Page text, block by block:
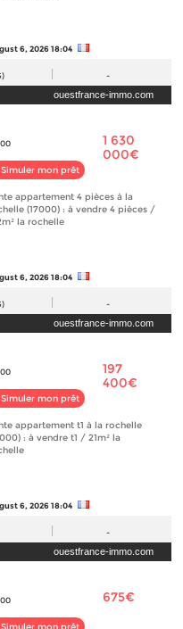
6, 2026 18:04
-
ouestfrance-immo.com
Simuler mon prêt
1 630
000€
appartement 4 pièces à la
(17000) : à vendre 4 pièces /
la rochelle
6, 2026 18:04
-
ouestfrance-immo.com
Simuler mon prêt
197
400€
appartement t1 à la rochelle
: à vendre t1 / 21m² la
6, 2026 18:04
-
ouestfrance-immo.com
675€